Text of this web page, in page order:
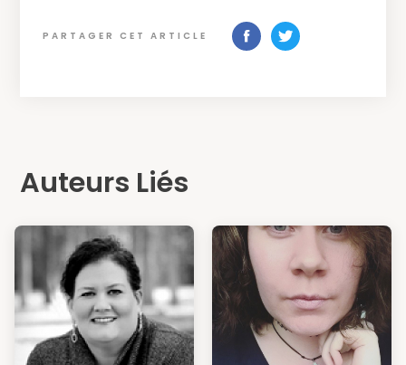
PARTAGER CET ARTICLE
Auteurs Liés